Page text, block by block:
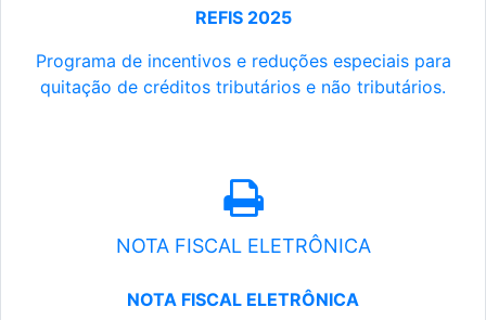
REFIS 2025
Programa de incentivos e reduções especiais para
quitação de créditos tributários e não tributários.
NOTA FISCAL ELETRÔNICA
NOTA FISCAL ELETRÔNICA